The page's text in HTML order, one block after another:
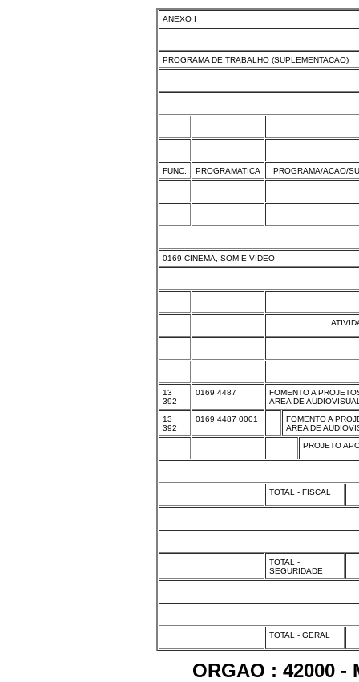
ANEXO I
PROGRAMA DE TRABALHO (SUPLEMENTACAO)
FUNC. PROGRAMATICA PROGRAMA/ACAO/
0169 CINEMA, SOM E VIDEO
13
392
0169 4487
FOMENTO A
AREA DE
13
392
0169 4487 0001
FOMENTO A
AREA DE
PROJETO
TOTAL - FISCAL
TOTAL -
SEGURIDADE
TOTAL - GERAL
ORGAO : 42000 -